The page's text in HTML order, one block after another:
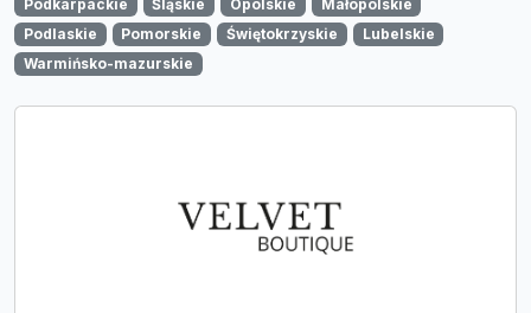
Podkarpackie
Śląskie Opolskie
Małopolskie
Podlaskie
Pomorskie Świętokrzyskie
Lubelskie
Warmińsko-mazurskie